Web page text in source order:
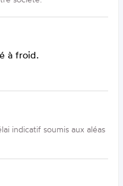
à froid.
indicatif soumis aux aléas